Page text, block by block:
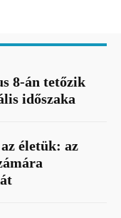
8-án tetőzik
időszaka
életük: az